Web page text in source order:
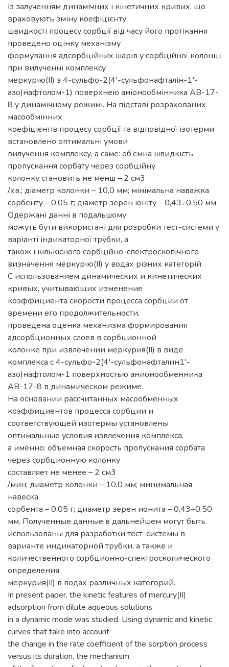
Із залученням динамічних і кінетичних кривих, що
враховують зміну коефіцієнту
швидкості процесу сорбції від часу його протікання
проведено оцінку механізму
формування адсорбційних шарів у сорбційної колонці
при вилученні комплексу
меркурію(ІІ) з 4-сульфо-2(4′-сульфонафталін-1′-
азо)нафтолом-1) поверхнею аніонообмінника АВ-17-
8 у динамічному режимі. На підставі розрахованих
масообмінних
коефіцієнтів процесу сорбції та відповідної ізотерми
встановлено оптимальні умови
вилучення комплексу, а саме: об’ємна швидкість
пропускання сорбату через сорбційну
колонку становить не менш – 2 см3
/хв.; діаметр колонки – 10,0 мм; мінімальна наважка
сорбенту – 0,05 г; діаметр зерен іоніту – 0,43÷0,50 мм.
Одержані данні в подальшому
можуть бути використані для розробки тест-системи у
варіанті індикаторної трубки, а
також і кількісного сорбційно-спектроскопічного
визначення меркурію(ІІ) у водах різних категорій.
С использованием динамических и кинетических
кривых, учитывающих изменение
коэффициента скорости процесса сорбции от
времени его продолжительности,
проведена оценка механизма формирования
адсорбционных слоев в сорбционной
колонке при извлечении меркурия(ІІ) в виде
комплекса с 4-сульфо-2(4′-сульфонафталин1′-
азо)нафтолом-1 поверхностью анионообменника
АВ-17-8 в динамическом режиме.
На основании рассчитанных масообменных
коэффициентов процесса сорбции и
соответствующей изотермы установлены
оптимальные условия извлечения комплекса,
а именно: объемная скорость пропускания сорбата
через сорбционную колонку
составляет не менее – 2 см3
/мин; диаметр колонки – 10,0 мм; минимальная
навеска
сорбента – 0,05 г; диаметр зерен ионита – 0,43÷0,50
мм. Полученные данные в дальнейшем могут быть
использованы для разработки тест-системы в
варианте индикаторной трубки, а также и
количественного сорбционно-спектроскопического
определения
меркурия(ІІ) в водах различных категорий.
In present paper, the kinetic features of mercury(II)
adsorption from dilute aqueous solutions
in a dynamic mode was studied. Using dynamic and kinetic
curves that take into account
the change in the rate coefficient of the sorption process
versus its duration, the mechanism